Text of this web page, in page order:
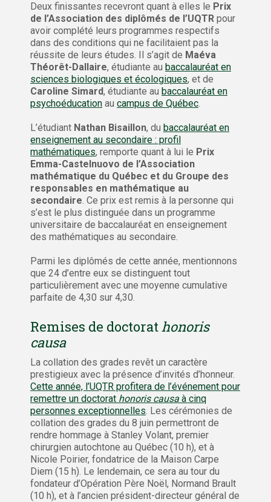
Deux finissantes recevront quant à elles le Prix
de l’Association des diplômés de l’UQTR pour
avoir complété leurs programmes respectifs
dans des conditions qui ne facilitaient pas la
réussite de leurs études. Il s’agit de Maéva
Théorêt-Dallaire, étudiante au baccalauréat en
sciences biologiques et écologiques, et de
Caroline Simard, étudiante au baccalauréat en
psychoéducation au campus de Québec.
L’étudiant Nathan Bisaillon, du baccalauréat en
enseignement au secondaire : profil
mathématiques, remporte quant à lui le Prix
Emma-Castelnuovo de l’Association
mathématique du Québec et du Groupe des
responsables en mathématique au
secondaire. Ce prix est remis à la personne qui
s’est le plus distinguée dans un programme
universitaire de baccalauréat en enseignement
des mathématiques au secondaire.
Parmi les diplômés de cette année, mentionnons
que 24 d’entre eux se distinguent tout
particulièrement avec une moyenne cumulative
parfaite de 4,30 sur 4,30.
Remises de doctorathonoris
causa
La collation des grades revêt un caractère
prestigieux avec la présence d’invités d’honneur.
Cette année, l’UQTR profitera de l’événement pour
remettre un doctorat honoris causa à cinq
personnes exceptionnelles. Les cérémonies de
collation des grades du 8 juin permettront de
rendre hommage à Stanley Volant, premier
chirurgien autochtone au Québec (10 h), et à
Nicole Poirier, fondatrice de la Maison Carpe
Diem (15 h). Le lendemain, ce sera au tour du
fondateur d’Opération Père Noël, Normand Brault
(10 h), et à l’ancien président-directeur général de